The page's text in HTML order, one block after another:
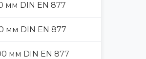
мм DIN EN 877
мм DIN EN 877
мм DIN EN 877